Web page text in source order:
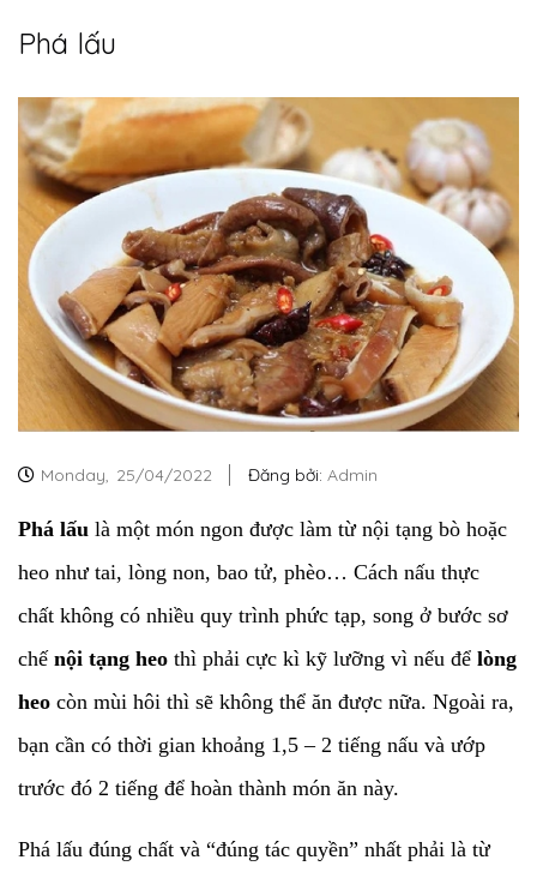
Phá lấu
Monday, 25/04/2022 Đăng bởi: Admin
Phá lấu là một món ngon được làm từ nội tạng bò hoặc
heo như tai, lòng non, bao tử, phèo… Cách nấu thực
chất không có nhiều quy trình phức tạp, song ở bước sơ
chế nội tạng heo thì phải cực kì kỹ lưỡng vì nếu để lòng
heo còn mùi hôi thì sẽ không thể ăn được nữa. Ngoài ra,
bạn cần có thời gian khoảng 1,5 – 2 tiếng nấu và ướp
trước đó 2 tiếng để hoàn thành món ăn này.
Phá lấu đúng chất và “đúng tác quyền” nhất phải là từ